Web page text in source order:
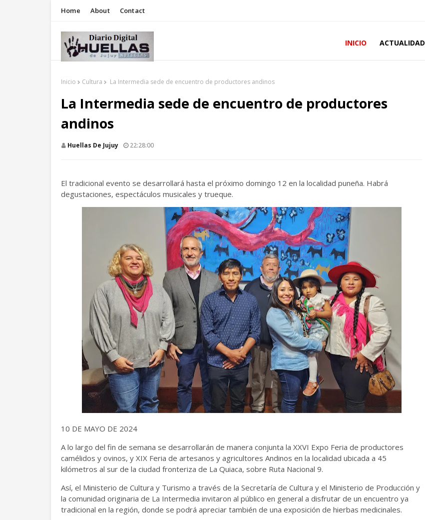
Home About Contact
INICIO ACTUALIDAD
Inicio Cultura La Intermedia sede de encuentro de productores andinos
La Intermedia sede de encuentro de productores
andinos
Huellas De Jujuy 22:28:00
El tradicional evento se desarrollará hasta el próximo domingo 12 en la localidad puneña. Habrá
degustaciones, espectáculos musicales y trueque.
10 DE MAYO DE 2024
A lo largo del fin de semana se desarrollarán de manera conjunta la XXVI Expo Feria de productores
camélidos y ovinos, y XIX Feria de artesanos y agricultores Andinos en la localidad ubicada a 45
kilómetros al sur de la ciudad fronteriza de La Quiaca, sobre Ruta Nacional 9.
Así, el Ministerio de Cultura y Turismo a través de la Secretaría de Cultura y el Ministerio de Producción y
la comunidad originaria de La Intermedia invitaron al público en general a disfrutar de un encuentro ya
tradicional en la región, donde se podrá apreciar también de una exposición de hierbas medicinales.